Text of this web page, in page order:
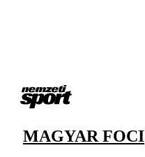
MAGYAR FOCI